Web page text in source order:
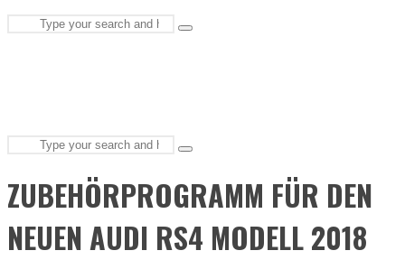
Search
Type
Search
Type
hit
enter
ZUBEHÖRPROGRAMM FÜR DEN
NEUEN AUDI RS4 MODELL 2018